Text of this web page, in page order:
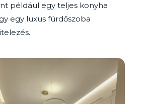
például egy teljes konyha
egy luxus fürdőszoba